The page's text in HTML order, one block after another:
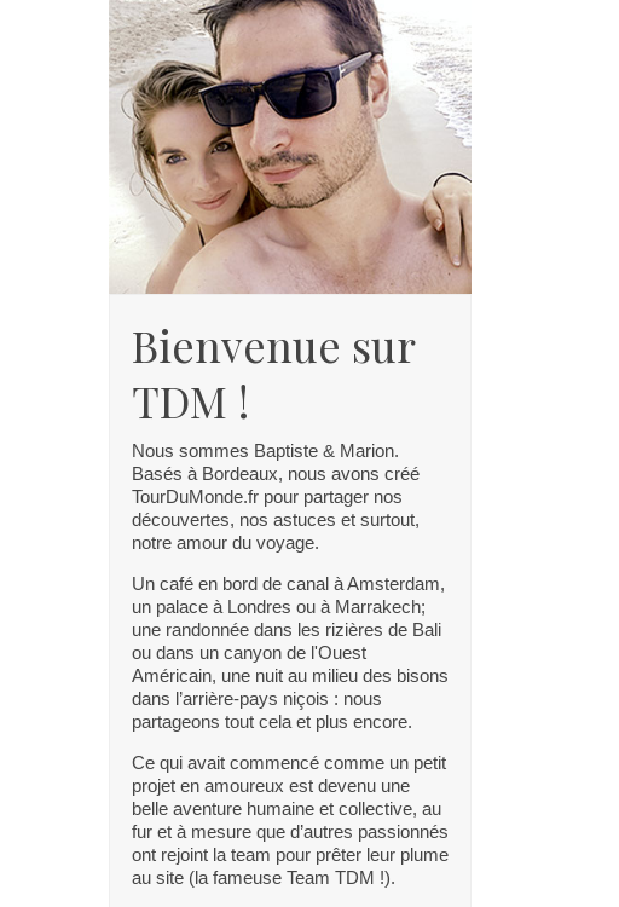
Bienvenue sur
TDM !
Nous sommes Baptiste & Marion.
Basés à Bordeaux, nous avons créé
TourDuMonde.fr pour partager nos
découvertes, nos astuces et surtout,
notre amour du voyage.
Un café en bord de canal à Amsterdam,
un palace à Londres ou à Marrakech;
une randonnée dans les rizières de Bali
ou dans un canyon de l'Ouest
Américain, une nuit au milieu des bisons
dans l’arrière-pays niçois : nous
partageons tout cela et plus encore.
Ce qui avait commencé comme un petit
projet en amoureux est devenu une
belle aventure humaine et collective, au
fur et à mesure que d’autres passionnés
ont rejoint la team pour prêter leur plume
au site (la fameuse Team TDM !).